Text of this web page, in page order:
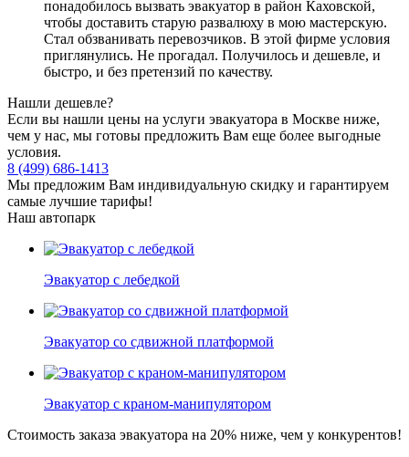
понадобилось вызвать эвакуатор в район Каховской,
чтобы доставить старую развалюху в мою мастерскую.
Стал обзванивать перевозчиков. В этой фирме условия
приглянулись. Не прогадал. Получилось и дешевле, и
быстро, и без претензий по качеству.
Нашли дешевле?
Если вы нашли цены на услуги эвакуатора в Москве ниже,
чем у нас, мы готовы предложить Вам еще более выгодные
условия.
8 (499) 686-1413
Мы предложим Вам индивидуальную скидку и гарантируем
самые лучшие тарифы!
Наш автопарк
Эвакуатор с лебедкой
Эвакуатор со сдвижной платформой
Эвакуатор с краном-манипулятором
Стоимость заказа эвакуатора на 20% ниже, чем у конкурентов!